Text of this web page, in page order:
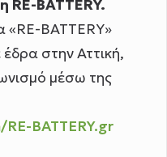
BATTERY.
«RE-BATTERY»
έδρα στην Αττική,
μέσω της
BATTERY.gr